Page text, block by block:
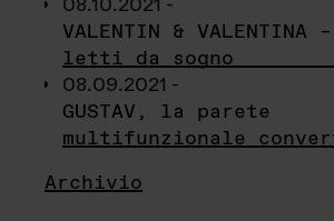
VALENTIN & VALENTINA
letti da sogno
08.09.2021 -
GUSTAV, la parete
multifunzionale
Archivio